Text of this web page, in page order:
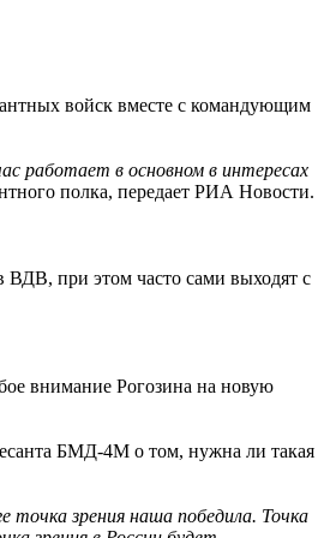
войск вместе с командующим
работает в основном в интересах
полка, передает РИА Новости.
ВДВ, при этом часто сами выходят с
внимание Рогозина на новую
БМД-4М о том, нужна ли такая
зрения наша победила. Точка